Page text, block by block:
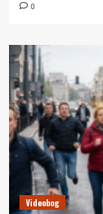
0
Videobog